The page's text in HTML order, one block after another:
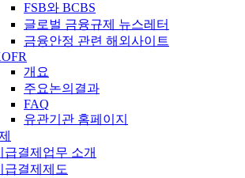
FSB와 BCBS
글로벌 금융규제 뉴스레터
금융안정 관련 해외사이트
개요
주요논의결과
FAQ
유관기관 홈페이지
급결제업무 소개
급결제제도